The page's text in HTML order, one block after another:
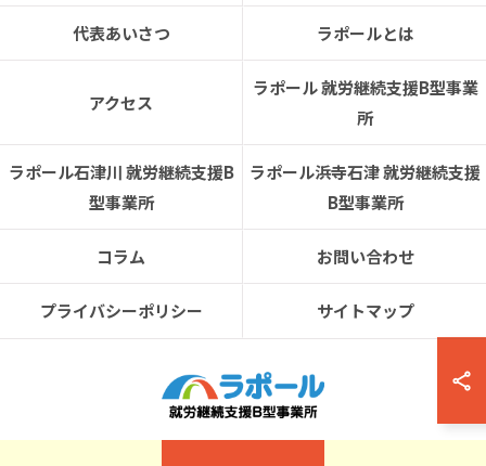
代表あいさつ ラポールとは
アクセス
ラポール 就労継続支援B型事業
所
ラポール石津川 就労継続支援B
型事業所
ラポール浜寺石津 就労継続支援
B型事業所
コラム お問い合わせ
プライバシーポリシー サイトマップ